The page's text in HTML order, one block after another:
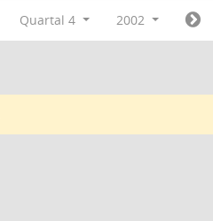
Quartal 4 2002